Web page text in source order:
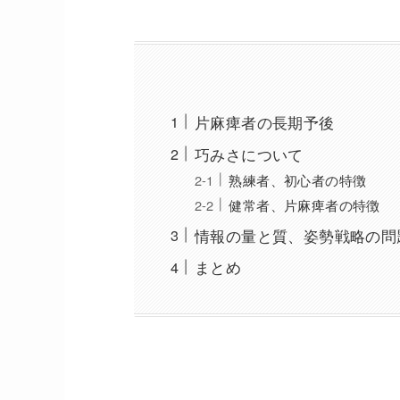
片麻痺者の長期予後
巧みさについて
熟練者、初心者の特徴
健常者、片麻痺者の特徴
情報の量と質、姿勢戦略の
まとめ